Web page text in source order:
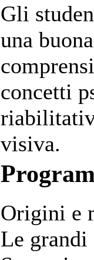
Gli
una
concetti
visiva.
Origini e
Le grandi